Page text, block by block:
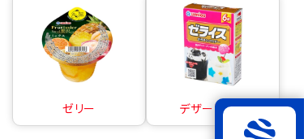
ゼリー デザートの素